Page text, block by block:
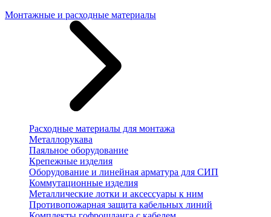
Монтажные и расходные материалы
Расходные материалы для монтажа
Металлорукава
Паяльное оборудование
Крепежные изделия
Оборудование и линейная арматура для СИП
Коммутационные изделия
Металлические лотки и аксессуары к ним
Противопожарная защита кабельных линий